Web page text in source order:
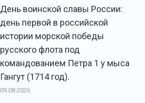
День воинской славы России:
день первой в российской
истории морской победы
русского флота под
командованием Петра 1 у мыса
Гангут (1714 год).
09.08.2026